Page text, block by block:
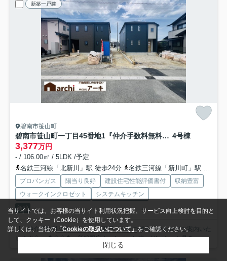
新築一戸建
碧南市笹山町
碧南市笹山町一丁目45番地1『仲介手数料無料』新築一戸建て・建売 4号棟
3,377万円
- / 106.00㎡ / 5LDK /予定
名鉄三河線「北新川」駅 徒歩24分
名鉄三河線「新川町」駅 徒歩27分
プロパンガス 陽当り良好 建設住宅性能評価書付
収納豊富
ウォークインクロゼット
システムキッチン
新築
【 仲介手数料 無料 】 ◇平日、土日ご都合に合わせてご案内いた
します◇ ◆◇◇◆ 新築限定キャンペーン中 htt...もっと見る
当サイトでは、お客様の当サイト利用状況把握、サービス向上検討を目的と
して、クッキー（Cookie）を使用しています。
詳しくは、当社の 「Cookieの取扱いについて」 をご確認ください。
閉じる